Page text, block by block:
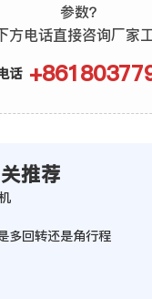
参数？
方电话直接咨询厂家工
推荐
多回转还是角行程